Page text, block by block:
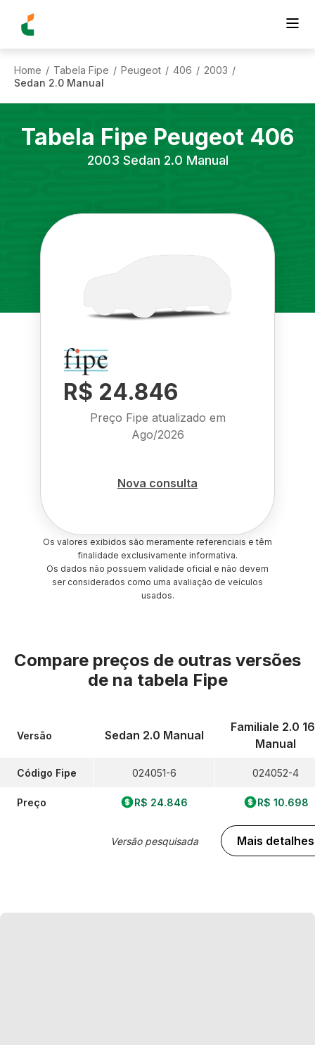
Home / Tabela Fipe / Peugeot / 406 / 2003 /
Sedan 2.0 Manual
Tabela Fipe Peugeot 406
2003 Sedan 2.0 Manual
R$ 24.846
Preço Fipe atualizado em
Ago/2026
Nova consulta
Os valores exibidos são meramente referenciais e têm
finalidade exclusivamente informativa.
Os dados não possuem validade oficial e não devem
ser considerados como uma avaliação de veículos
usados.
Compare preços de outras versões
de na tabela Fipe
Versão
Código Fipe
Preço
Sedan 2.0 Manual
024051-6
R$ 24.846
Versão pesquisada
Familiale 2.0
Manual
024052-4
R$ 10.698
Mais detalhes